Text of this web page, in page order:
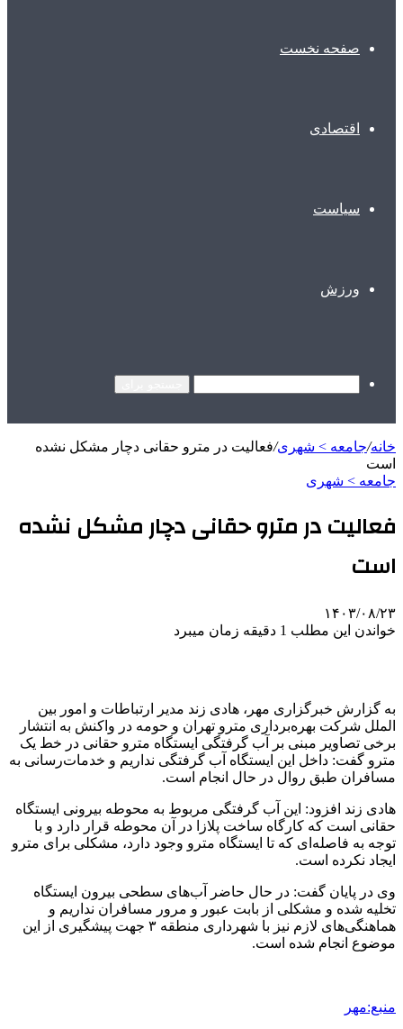
صفحه نخست
اقتصادی
سیاست
ورزش
خانه/جامعه > شهری/فعالیت در مترو حقانی دچار مشکل نشده
است
جامعه > شهری
فعالیت در مترو حقانی دچار مشکل نشده
است
۱۴۰۳/۰۸/۲۳
خواندن این مطلب 1 دقیقه زمان میبرد
به گزارش خبرگزاری مهر، هادی زند مدیر ارتباطات و امور بین
الملل شرکت بهره‌برداری مترو تهران و حومه در واکنش به انتشار
برخی تصاویر مبنی بر آب گرفتگی ایستگاه مترو حقانی در خط یک
مترو گفت: داخل این ایستگاه آب گرفتگی نداریم و خدمات‌رسانی به
مسافران طبق روال در حال انجام است.
هادی زند افزود: این آب گرفتگی مربوط به محوطه بیرونی ایستگاه
حقانی است که کارگاه ساخت پلازا در آن محوطه قرار دارد و با
توجه به فاصله‌ای که تا ایستگاه مترو وجود دارد، مشکلی برای مترو
ایجاد نکرده است.
وی در پایان گفت: در حال حاضر
آب‌های سطحی بیرون ایستگاه
تخلیه شده و مشکلی از بابت عبور و مرور مسافران نداریم و
هماهنگی‌های لازم نیز با شهرداری منطقه ۳ جهت پیشگیری از این
موضوع انجام شده است.
منبع:مهر